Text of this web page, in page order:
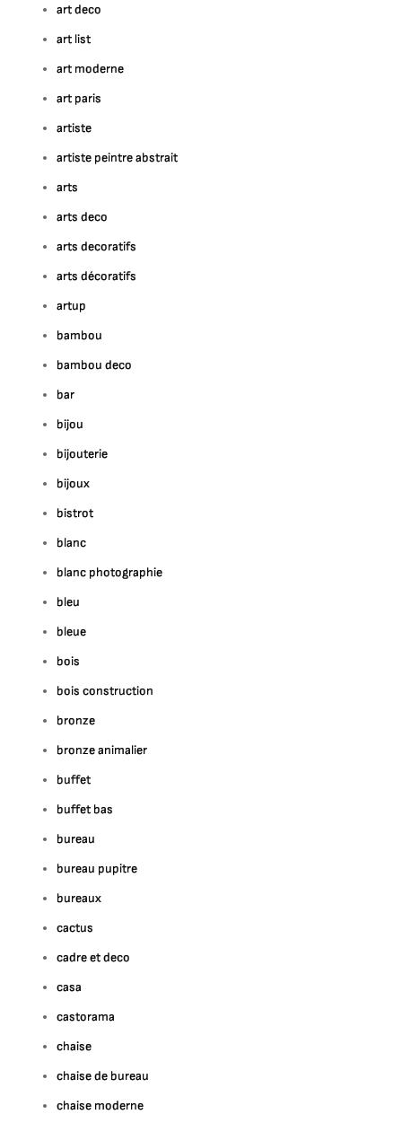
art deco
art list
art moderne
art paris
artiste
artiste peintre abstrait
arts
arts deco
arts decoratifs
arts décoratifs
artup
bambou
bambou deco
bar
bijou
bijouterie
bijoux
bistrot
blanc
blanc photographie
bleu
bleue
bois
bois construction
bronze
bronze animalier
buffet
buffet bas
bureau
bureau pupitre
bureaux
cactus
cadre et deco
casa
castorama
chaise
chaise de bureau
chaise moderne